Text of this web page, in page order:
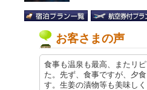
お客さまの声
食事も温泉も最高、またリ
た。先ず、食事ですが、夕
す。生姜の漬物等も美味し